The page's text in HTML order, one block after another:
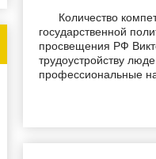
Количество
государственной
просвещения РФ
трудоустройству
профессиональные